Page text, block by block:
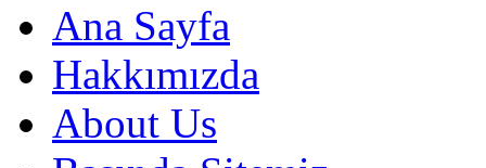
Ana Sayfa
Hakkımızda
About Us